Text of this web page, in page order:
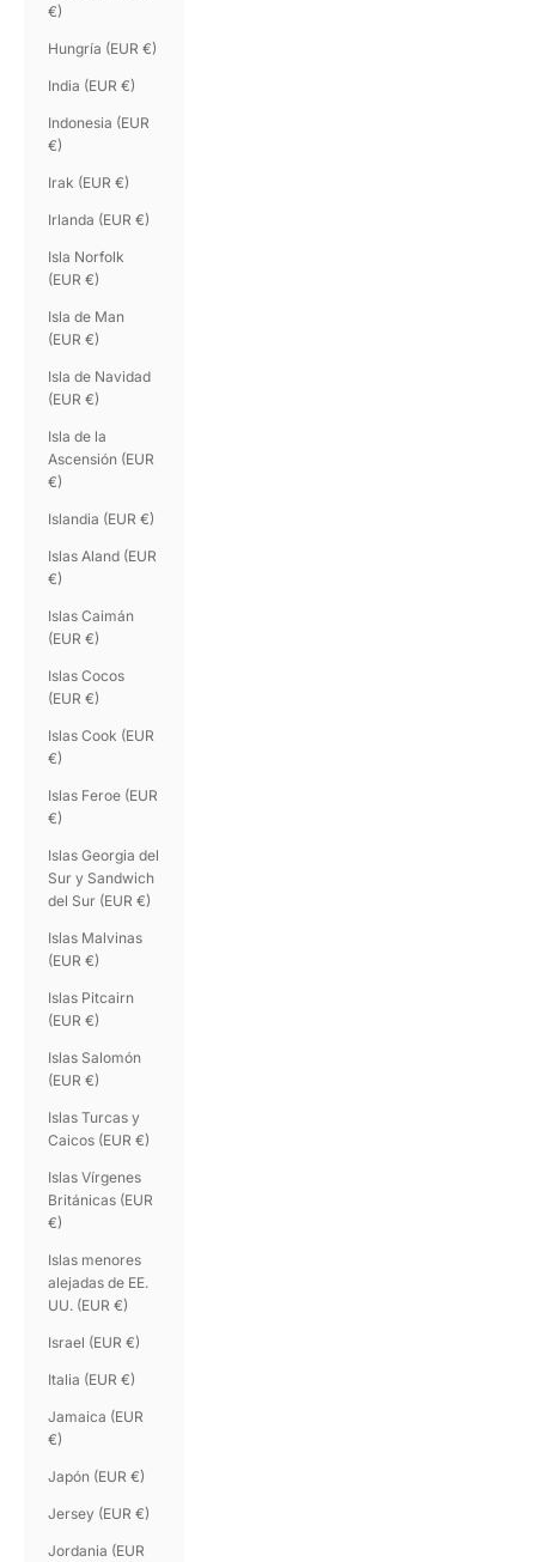
€)
Hungría (EUR €)
India (EUR €)
Indonesia (EUR
€)
Irak (EUR €)
Irlanda (EUR €)
Isla Norfolk
(EUR €)
Isla de Man
(EUR €)
Isla de Navidad
(EUR €)
Isla de la
Ascensión (EUR
€)
Islandia (EUR €)
Islas Aland (EUR
€)
Islas Caimán
(EUR €)
Islas Cocos
(EUR €)
Islas Cook (EUR
€)
Islas Feroe (EUR
€)
Islas Georgia del
Sur y Sandwich
del Sur (EUR €)
Islas Malvinas
(EUR €)
Islas Pitcairn
(EUR €)
Islas Salomón
(EUR €)
Islas Turcas y
Caicos (EUR €)
Islas Vírgenes
Británicas (EUR
€)
Islas menores
alejadas de EE.
UU. (EUR €)
Israel (EUR €)
Italia (EUR €)
Jamaica (EUR
€)
Japón (EUR €)
Jersey (EUR €)
Jordania (EUR